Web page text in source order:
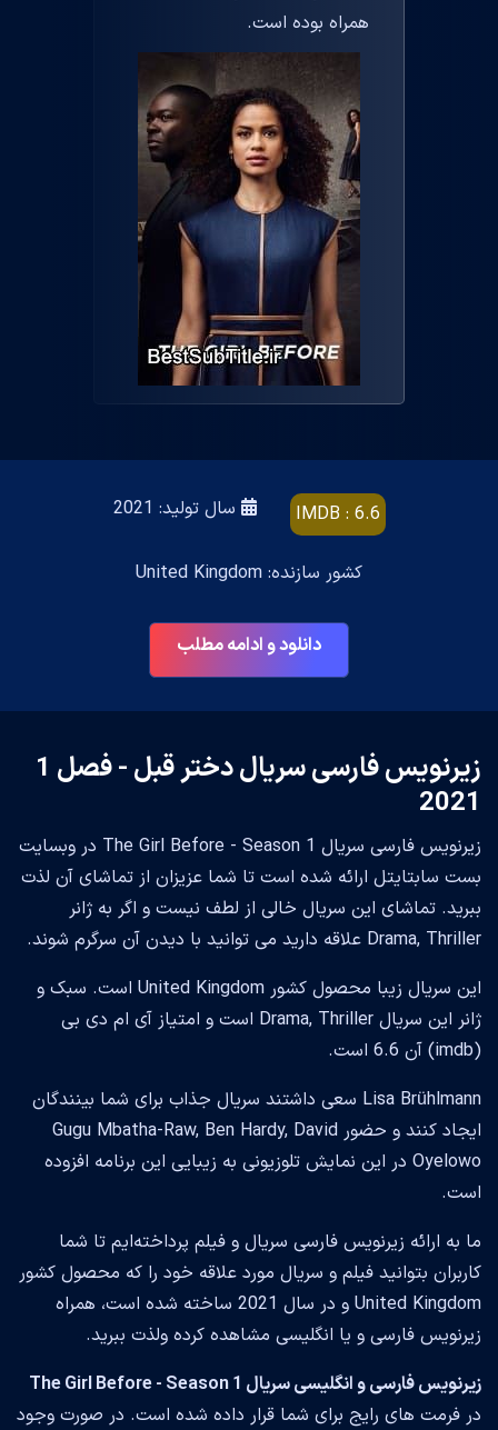
همراه بوده است.
IMDB : 6.6 سال تولید: 2021
کشور سازنده: United Kingdom
دانلود و ادامه مطلب
زیرنویس فارسی سریال دختر قبل - فصل 1
2021
زیرنویس فارسی سریال The Girl Before - Season 1 در وبسایت
بست سابتایتل ارائه شده است تا شما عزیزان از تماشای آن لذت
ببرید. تماشای این سریال خالی از لطف نیست و اگر به ژانر
Drama, Thriller علاقه دارید می توانید با دیدن آن سرگرم شوند.
این سریال زیبا محصول کشور United Kingdom است. سبک و
ژانر این سریال Drama, Thriller است و امتیاز آی ام دی بی
(imdb) آن 6.6 است.
Lisa Brühlmann سعی داشتند سریال جذاب برای شما بینندگان
ایجاد کنند و حضور Gugu Mbatha-Raw, Ben Hardy, David
Oyelowo در این نمایش تلوزیونی به زیبایی این برنامه افزوده
است.
ما به ارائه زیرنویس فارسی سریال و فیلم پرداخته‌ایم تا شما
کاربران بتوانید فیلم و سریال مورد علاقه خود را که محصول کشور
United Kingdom و در سال 2021 ساخته شده است، همراه
زیرنویس فارسی و یا انگلیسی مشاهده کرده ولذت ببرید.
زیرنویس فارسی و انگلیسی سریال The Girl Before - Season 1
در فرمت های رایج برای شما قرار داده شده است. در صورت وجود